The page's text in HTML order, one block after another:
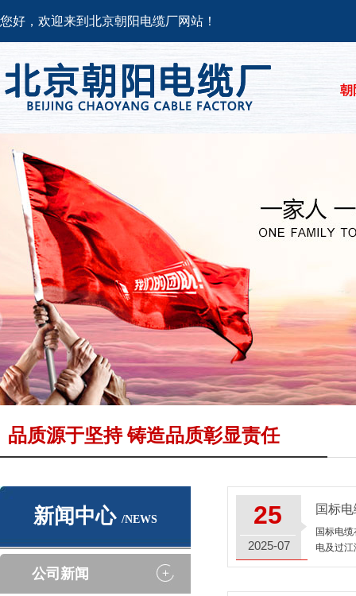
您好，欢迎来到北京朝阳电缆厂网站！
朝
品质源于坚持 铸造品质彰显责任
新闻中心 /NEWS
公司新闻
25
2025-07
国标
国标电
电及过